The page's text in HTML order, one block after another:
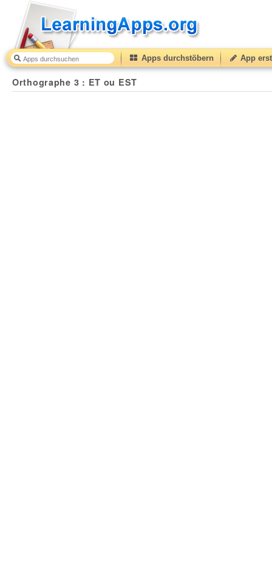
Apps durchstöbern App
Orthographe 3 : ET ou EST